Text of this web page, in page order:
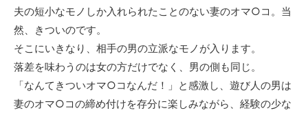
夫の短小なモノしか入れられたことのない妻のオマ○コ。当
然、きついのです。
そこにいきなり、相手の男の立派なモノが入ります。
落差を味わうのは女の方だけでなく、男の側も同じ。
「なんてきついオマ○コなんだ！」と感激し、遊び人の男は
妻のオマ○コの締め付けを存分に楽しみながら、経験の少な